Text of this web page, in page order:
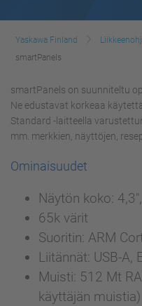
Yaskawa Finland
smartPanels
smartPanels on suunniteltu
Ne edustavat korkeaa
Standard -laitteella
mm. merkkien, näyttöjen,
Ominaisuudet
Näytön koko:
65k värit
Suoritin: ARM
Liitännät: USB-
Muisti: 512 Mt
käyttäjän muistia)